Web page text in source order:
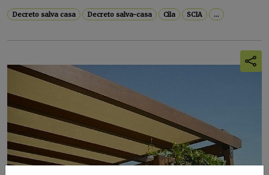
Decreto salva casa Decreto salva-casa Cila SCIA ...